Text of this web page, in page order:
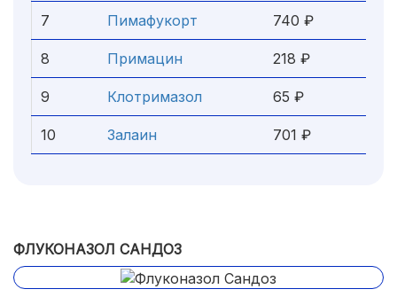
7 Пимафукорт 740 ₽
8 Примацин 218 ₽
9 Клотримазол 65 ₽
10 Залаин 701 ₽
ФЛУКОНАЗОЛ САНДОЗ